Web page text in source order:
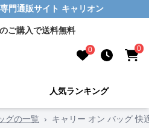
門通販サイト キャリオン
ご購入で送料無料
0 0
人気ランキング
グの一覧 › キャリー オン バッグ 快